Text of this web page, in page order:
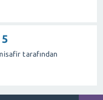
tarafından